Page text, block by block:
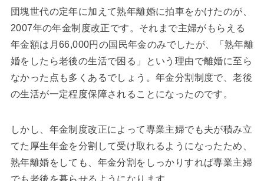
団塊世代の定年に加えて熟年離婚に拍車をかけたのが、
2007年の年金制度改正です。それまで主婦がもらえる
年金額は月66,000円の国民年金のみでしたが、「熟年離
婚をしたら老後の生活で困る」という理由で離婚に至ら
なかった点も多くあるでしょう。年金分割制度で、老後
の生活が一定程度保障されることになったのです。
しかし、年金制度改正によって専業主婦でも夫が積み立
てた厚生年金を分割して受け取れるようになったため、
熟年離婚をしても、年金分割をしっかりすれば専業主婦